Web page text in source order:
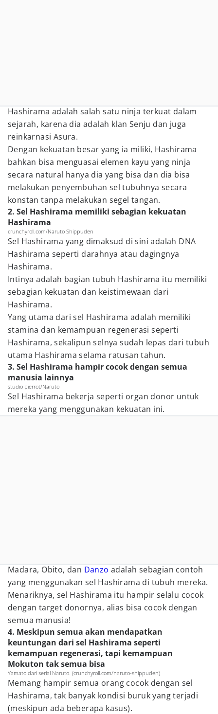
Hashirama adalah salah satu ninja terkuat dalam
sejarah, karena dia adalah klan Senju dan juga
reinkarnasi Asura.
Dengan kekuatan besar yang ia miliki, Hashirama
bahkan bisa menguasai elemen kayu yang ninja
secara natural hanya dia yang bisa dan dia bisa
melakukan penyembuhan sel tubuhnya secara
konstan tanpa melakukan segel tangan.
2. Sel Hashirama memiliki sebagian kekuatan
Hashirama
crunchyroll.com/Naruto Shippuden
Sel Hashirama yang dimaksud di sini adalah DNA
Hashirama seperti darahnya atau dagingnya
Hashirama.
Intinya adalah bagian tubuh Hashirama itu memiliki
sebagian kekuatan dan keistimewaan dari
Hashirama.
Yang utama dari sel Hashirama adalah memiliki
stamina dan kemampuan regenerasi seperti
Hashirama, sekalipun selnya sudah lepas dari tubuh
utama Hashirama selama ratusan tahun.
3. Sel Hashirama hampir cocok dengan semua
manusia lainnya
studio pierrot/Naruto
Sel Hashirama bekerja seperti organ donor untuk
mereka yang menggunakan kekuatan ini.
Madara, Obito, dan Danzo adalah sebagian contoh
yang menggunakan sel Hashirama di tubuh mereka.
Menariknya, sel Hashirama itu hampir selalu cocok
dengan target donornya, alias bisa cocok dengan
semua manusia!
4. Meskipun semua akan mendapatkan
keuntungan dari sel Hashirama seperti
kemampuan regenerasi, tapi kemampuan
Mokuton tak semua bisa
Yamato dari serial Naruto. (crunchyroll.com/naruto-shippuden)
Memang hampir semua orang cocok dengan sel
Hashirama, tak banyak kondisi buruk yang terjadi
(meskipun ada beberapa kasus).